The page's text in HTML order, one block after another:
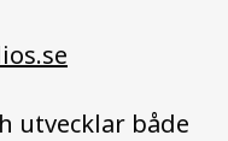
utvecklar både